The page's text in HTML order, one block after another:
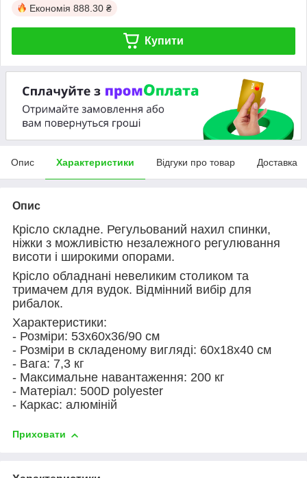
Економія 888.30 ₴
Купити
Опис Характеристики Відгуки про товар Доставка
Опис
Крісло складне. Регульований нахил спинки,
ніжки з можливістю незалежного регулювання
висоти і широкими опорами.
Крісло обладнані невеликим столиком та
тримачем для вудок. Відмінний вибір для
рибалок.
Характеристики:
- Розміри: 53x60x36/90 см
- Розміри в складеному вигляді: 60x18x40 см
- Вага: 7,3 кг
- Максимальне навантаження: 200 кг
- Матеріал: 500D polyester
- Каркас: алюміній
Приховати